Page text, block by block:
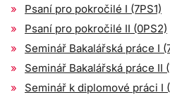
Psaní pro pokročilé I (7PS1)
Psaní pro pokročilé II (0PS2)
Seminář Bakalářská práce I
Seminář Bakalářská práce II
Seminář k diplomové práci I